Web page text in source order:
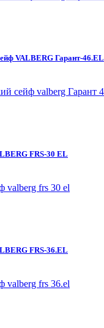
VALBERG Гарант-46.EL
FRS-30 EL
FRS-36.EL